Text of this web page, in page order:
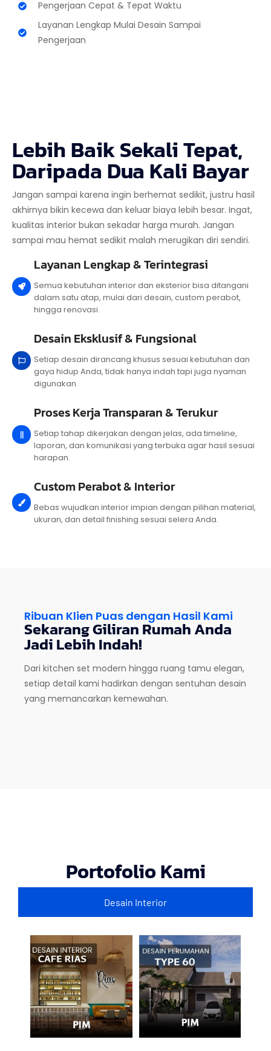
Pengerjaan Cepat & Tepat Waktu
Layanan Lengkap Mulai Desain Sampai
Pengerjaan
Lebih Baik Sekali Tepat,
Daripada Dua Kali Bayar
Jangan sampai karena ingin berhemat sedikit, justru hasil
akhirnya bikin kecewa dan keluar biaya lebih besar. Ingat,
kualitas interior bukan sekadar harga murah. Jangan
sampai mau hemat sedikit malah merugikan diri sendiri.
Layanan Lengkap & Terintegrasi
Semua kebutuhan interior dan eksterior bisa ditangani
dalam satu atap, mulai dari desain, custom perabot,
hingga renovasi.
Desain Eksklusif & Fungsional
Setiap desain dirancang khusus sesuai kebutuhan dan
gaya hidup Anda, tidak hanya indah tapi juga nyaman
digunakan.
Proses Kerja Transparan & Terukur
Setiap tahap dikerjakan dengan jelas, ada timeline,
laporan, dan komunikasi yang terbuka agar hasil sesuai
harapan.
Custom Perabot & Interior
Bebas wujudkan interior impian dengan pilihan material,
ukuran, dan detail finishing sesuai selera Anda.
Ribuan Klien Puas dengan Hasil Kami
Sekarang Giliran Rumah Anda
Jadi Lebih Indah!
Dari kitchen set modern hingga ruang tamu elegan,
setiap detail kami hadirkan dengan sentuhan desain
yang memancarkan kemewahan.
Portofolio Kami
Desain Interior